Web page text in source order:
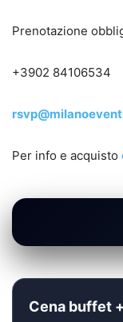
Prenotazione
+3902 84106534
Per info e acquisto
Cena buffet